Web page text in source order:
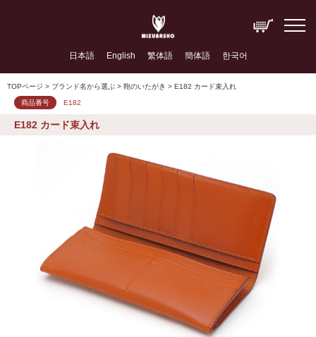
日本語 English 繁体語 簡体語 한국어
TOPページ > ブランド名から選ぶ > 鞄のいたがき > E182 カード束入れ
E182 カード束入れ
商品番号 E182